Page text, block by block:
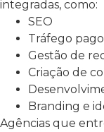
integradas, como:
SEO
Tráfego
Gestão de
Criação de
Branding e
Agências que